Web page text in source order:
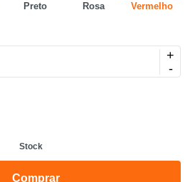
Preto Rosa Vermelho
+
-
Stock
Comprar